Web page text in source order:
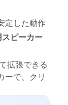
定した動作
ピーカー
拡張できる
ーで、クリ